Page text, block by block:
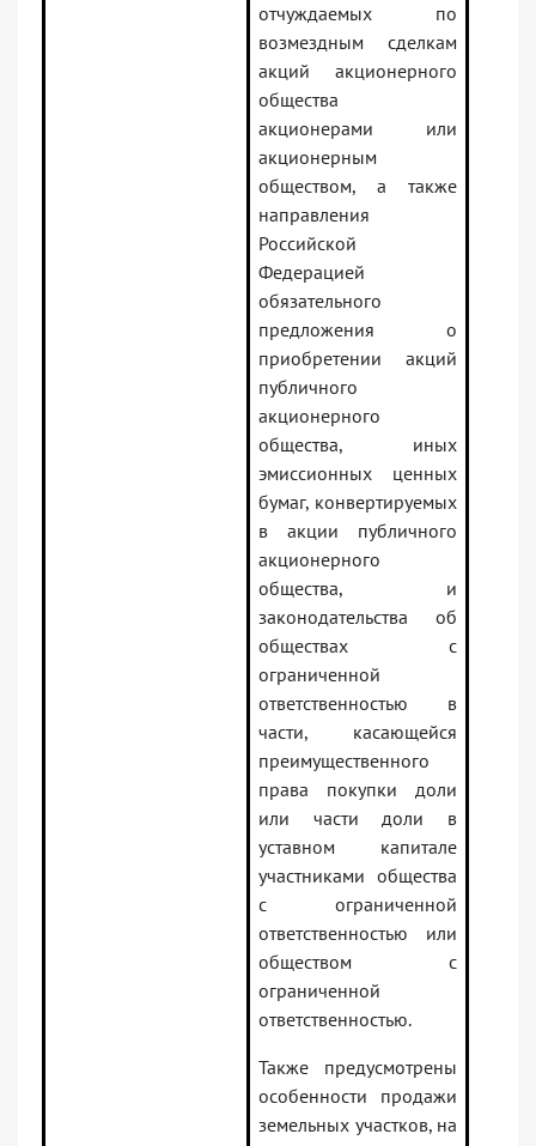
отчуждаемых по
возмездным сделкам
акций акционерного
общества
акционерами или
акционерным
обществом, а также
направления
Российской
Федерацией
обязательного
предложения о
приобретении акций
публичного
акционерного
общества, иных
эмиссионных ценных
бумаг, конвертируемых
в акции публичного
акционерного
общества, и
законодательства об
обществах с
ограниченной
ответственностью в
части, касающейся
преимущественного
права покупки доли
или части доли в
уставном капитале
участниками общества
с ограниченной
ответственностью или
обществом с
ограниченной
ответственностью.
Также предусмотрены
особенности продажи
земельных участков, на